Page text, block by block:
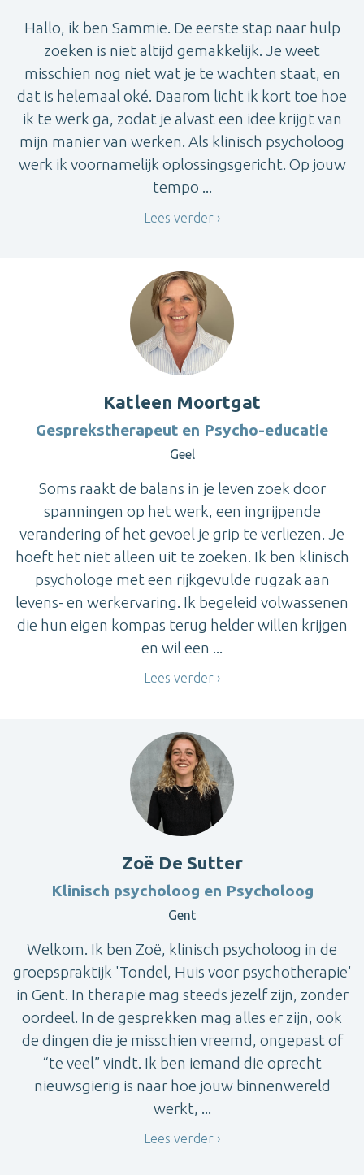
Hallo, ik ben Sammie. De eerste stap naar hulp
zoeken is niet altijd gemakkelijk. Je weet
misschien nog niet wat je te wachten staat, en
dat is helemaal oké. Daarom licht ik kort toe hoe
ik te werk ga, zodat je alvast een idee krijgt van
mijn manier van werken. Als klinisch psycholoog
werk ik voornamelijk oplossingsgericht. Op jouw
tempo ...
Lees verder
Katleen Moortgat
Gesprekstherapeut en Psycho-educatie
Geel
Soms raakt de balans in je leven zoek door
spanningen op het werk, een ingrijpende
verandering of het gevoel je grip te verliezen. Je
hoeft het niet alleen uit te zoeken. Ik ben klinisch
psychologe met een rijkgevulde rugzak aan
levens- en werkervaring. Ik begeleid volwassenen
die hun eigen kompas terug helder willen krijgen
en wil een ...
Lees verder
Zoë De Sutter
Klinisch psycholoog en Psycholoog
Gent
Welkom. Ik ben Zoë, klinisch psycholoog in de
groepspraktijk 'Tondel, Huis voor psychotherapie'
in Gent. In therapie mag steeds jezelf zijn, zonder
oordeel. In de gesprekken mag alles er zijn, ook
de dingen die je misschien vreemd, ongepast of
“te veel” vindt. Ik ben iemand die oprecht
nieuwsgierig is naar hoe jouw binnenwereld
werkt, ...
Lees verder